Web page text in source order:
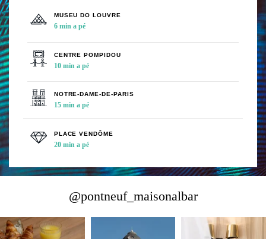
@pontneuf_maisonalbar